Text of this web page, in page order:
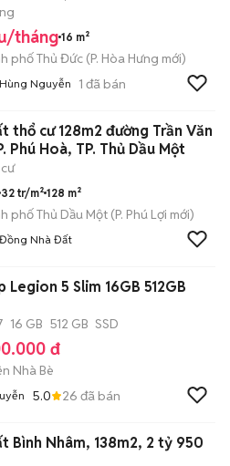
tháng16 m²
phố Thủ Đức (P. Hòa Hưng mới)
Nguyễn 1 đã bán
thổ cư 128m2 đường Trần Văn
Phú Hoà, TP. Thủ Dầu Một
32 tr/m² 128 m²
phố Thủ Dầu Một (P. Phú Lợi mới)
Nhà Đất
Legion 5 Slim 16GB 512GB
16 GB 512 GB SSD
đ
Nhà Bè
5.0 26 đã bán
Bình Nhâm, 138m2, 2 tỷ 950